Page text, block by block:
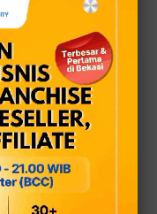
Pulogebang,